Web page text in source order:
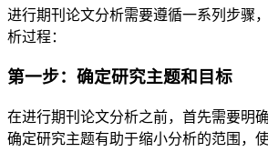
进行期刊论文分析需要遵循一系列步骤
析过程：
第一步：确定研究主题和目标
在进行期刊论文分析之前，首先需要明
确定研究主题有助于缩小分析的范围，